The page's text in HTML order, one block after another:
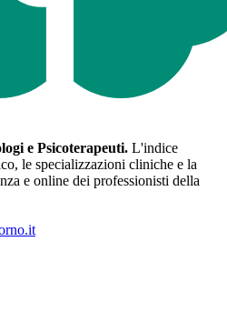
e Psicoterapeuti. L'indice
le specializzazioni cliniche e la
e online dei professionisti della